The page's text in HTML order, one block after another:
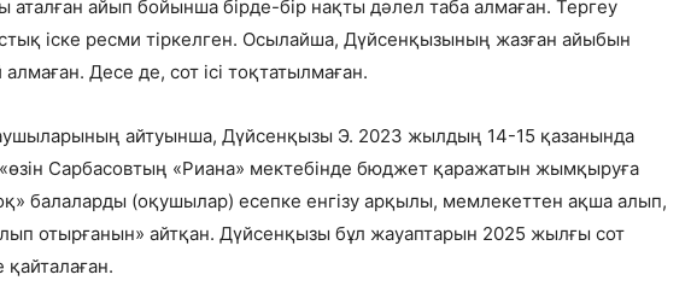
аталған айып бойынша бірде-бір нақты дәлел таба алмаған. Тергеу
іске ресми тіркелген. Осылайша, Дүйсенқызының жазған айыбын
Десе де, сот ісі тоқтатылмаған.
айтуынша, Дүйсенқызы Э. 2023 жылдың 14-15 қазанында
Сарбасовтың «Риана» мектебінде бюджет қаражатын жымқыруға
балаларды (оқушылар) есепке енгізу арқылы, мемлекеттен ақша алып,
отырғанын» айтқан. Дүйсенқызы бұл жауаптарын 2025 жылғы сот